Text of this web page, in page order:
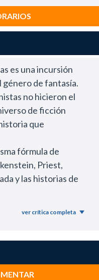
es una incursión
género de fantasía.
no hicieron el
de ficción
que
fórmula de
Priest,
y las historias de
durante 106
ver crítica completa